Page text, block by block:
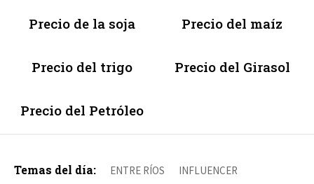
Precio de la soja Precio del maíz
Precio del trigo Precio del Girasol
Precio del Petróleo
Temas del día: ENTRE RÍOS INFLUENCER